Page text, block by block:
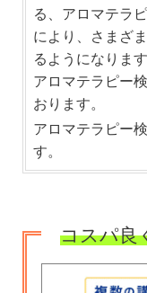
る、アロマテラ
により、さまざ
るようになりま
アロマテラピー
おります。
アロマテラピー
す。
コスパ良